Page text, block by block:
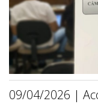
09/04/2026 |